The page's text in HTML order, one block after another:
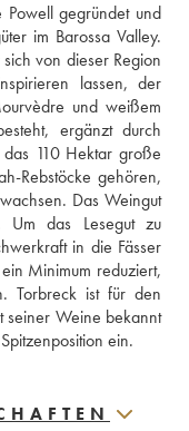
gegründet und
im Barossa Valley.
von dieser Region
lassen, der
und weißem
ergänzt durch
110 Hektar große
Rebstöcke gehören,
Das Weingut
Um das Lesegut zu
in die Fässer
Minimum reduziert,
Torbreck ist für den
seiner Weine bekannt